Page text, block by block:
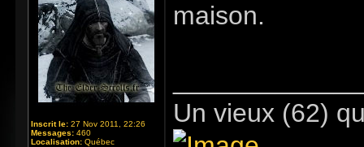
Inscrit le: 27 Nov 2011, 22:26
Messages: 460
Localisation: Québec
maison.
Un vieux (62)